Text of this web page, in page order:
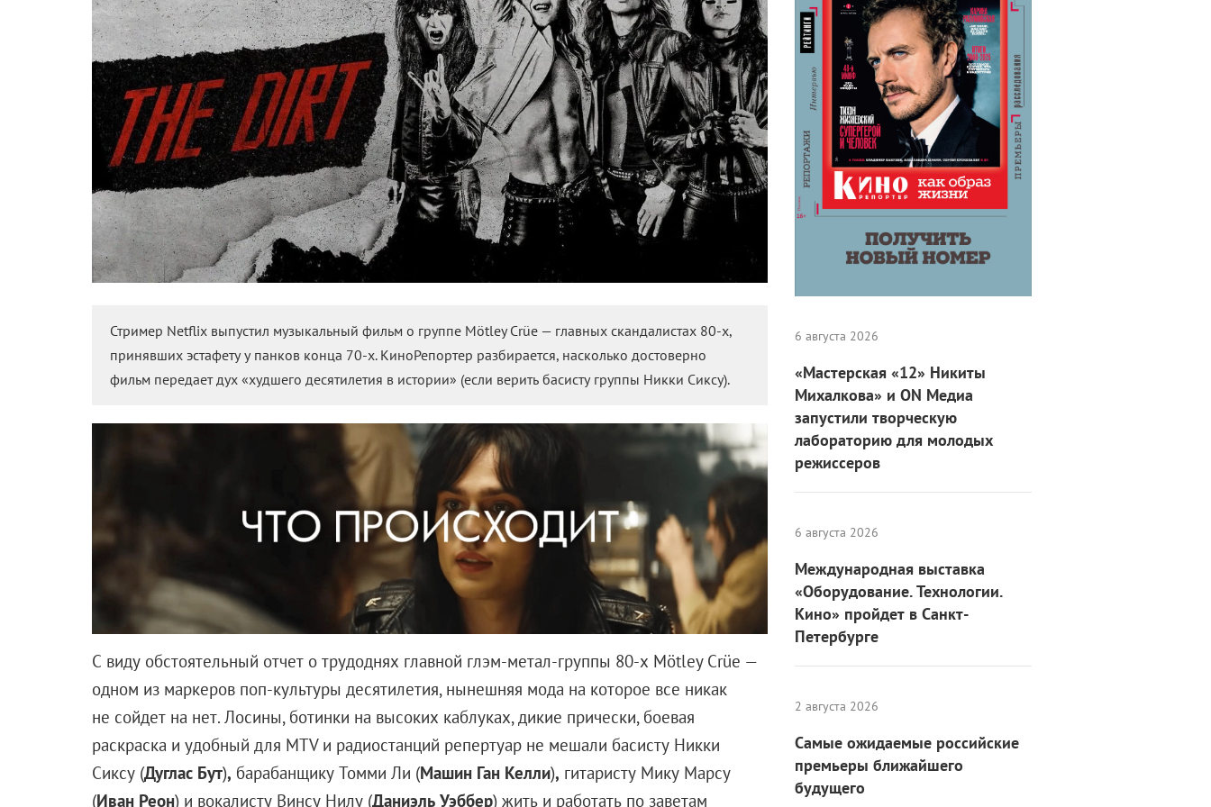
Если вы нашли ошибку, пожалуйста, выделите фрагмент текста и нажмитеCtrl+Enter.
Комментарии
Поделиться
Читайте «КиноРепортер»
Обыкновенное чудо: Что мы знаем о фильме «Шазам!»
26 марта 2019 /Ярослав Забалуев
«Шазам!» обещает нам не столько блокбастер о становлении очередного персонажа, сколько
уморительную комедию на зависть конкурентам из Marvel.
Тяжелую артиллерию выкатывают DC Comics, наконец-то нашедшие нужную интонацию для своих
фильмов. Теперь за внимание зрителей будет бороться щуплый подросток, с помощью заклинания
превращающийся в неуязвимого супергероя. Вышедший зимой «Аквамен» стал самой большой
коммерческой удачей для киновселенной DC Comics за все годы ее существования. Речь, конечно, пока
еще не идет о конкуренции на равных с Marvel, но направление найдено верное. Формулируется оно
примерно как «Слабоумие и отвага». Сделанная изначально в фильмах про Бэтмена и Супермена ставка
на мрачность нуара, рефлексию, амбивалентность и оперные эмоции себя не оправдала и отправлена в
На смену ей пришел лучезарный идиотизм в духе старых голливудских экранизаций древнегреческих
и стрел не всегда стремительно, но неизменно неотвратимо. Ковать железо, как известно, надо не отходя
от кассы, а потому встречайте — новейший кинокомикс от DC, развивающий веселые открытия
«Аквамена» и заодно презентующий публике еще одного чудика в странном костюме.
«Мастерская «12» Никиты
Михалкова» и ON Медиа
запустили творческую
лабораторию для молодых
режиссеров
Международная выставка
«Оборудование. Технологии.
Кино» пройдет в Санкт-
Петербурге
Самые ожидаемые российские
премьеры ближайшего